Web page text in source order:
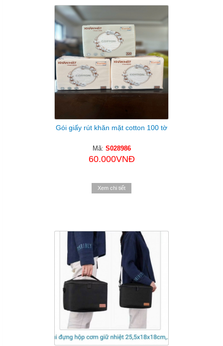
Gói giấy rút khăn mặt cotton 100 tờ
Mã: S028986
60.000VNĐ
Xem chi tiết